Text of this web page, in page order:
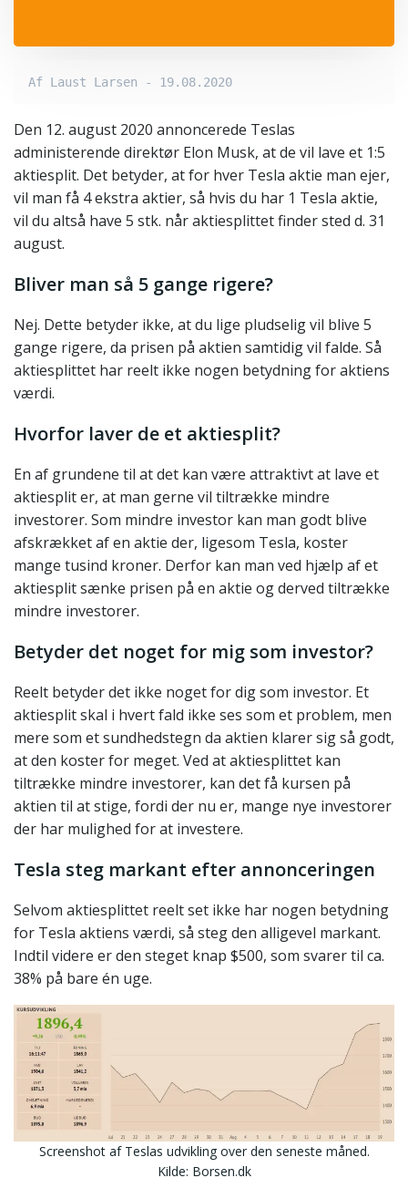
Af Laust Larsen - 19.08.2020
Den 12. august 2020 annoncerede Teslas
administerende direktør Elon Musk, at de vil lave et 1:5
aktiesplit. Det betyder, at for hver Tesla aktie man ejer,
vil man få 4 ekstra aktier, så hvis du har 1 Tesla aktie,
vil du altså have 5 stk. når aktiesplittet finder sted d. 31
august.
Bliver man så 5 gange rigere?
Nej. Dette betyder ikke, at du lige pludselig vil blive 5
gange rigere, da prisen på aktien samtidig vil falde. Så
aktiesplittet har reelt ikke nogen betydning for aktiens
værdi.
Hvorfor laver de et aktiesplit?
En af grundene til at det kan være attraktivt at lave et
aktiesplit er, at man gerne vil tiltrække mindre
investorer. Som mindre investor kan man godt blive
afskrækket af en aktie der, ligesom Tesla, koster
mange tusind kroner. Derfor kan man ved hjælp af et
aktiesplit sænke prisen på en aktie og derved tiltrække
mindre investorer.
Betyder det noget for mig som investor?
Reelt betyder det ikke noget for dig som investor. Et
aktiesplit skal i hvert fald ikke ses som et problem, men
mere som et sundhedstegn da aktien klarer sig så godt,
at den koster for meget. Ved at aktiesplittet kan
tiltrække mindre investorer, kan det få kursen på
aktien til at stige, fordi der nu er, mange nye investorer
der har mulighed for at investere.
Tesla steg markant efter annonceringen
Selvom aktiesplittet reelt set ikke har nogen betydning
for Tesla aktiens værdi, så steg den alligevel markant.
Indtil videre er den steget knap $500, som svarer til ca.
38% på bare én uge.
Screenshot af Teslas udvikling over den seneste måned.
Kilde: Borsen.dk